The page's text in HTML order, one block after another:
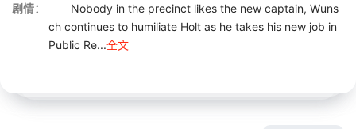
剧情：
Nobody in the precinct likes the new captain, Wuns
ch continues to humiliate Holt as he takes his new job in
Public Re...全文